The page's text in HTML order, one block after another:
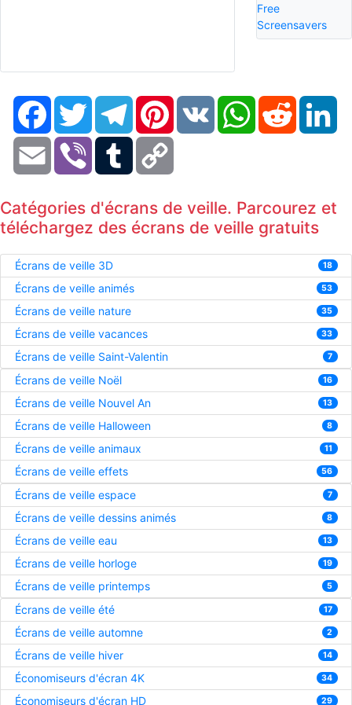
Free
Screensavers
FacebookTwitter TelegramPinterestVK WhatsAppReddit
Email Viber Tumblr
Catégories d'écrans de veille. Parcourez et
téléchargez des écrans de veille gratuits
Écrans de veille 3D 18
Écrans de veille animés 53
Écrans de veille nature 35
Écrans de veille vacances 33
Écrans de veille Saint-Valentin 7
Écrans de veille Noël 16
Écrans de veille Nouvel An 13
Écrans de veille Halloween 8
Écrans de veille animaux 11
Écrans de veille effets 56
Écrans de veille espace 7
Écrans de veille dessins animés 8
Écrans de veille eau 13
Écrans de veille horloge 19
Écrans de veille printemps 5
Écrans de veille été 17
Écrans de veille automne 2
Écrans de veille hiver 14
Économiseurs d'écran 4K 34
Économiseurs d'écran HD 29